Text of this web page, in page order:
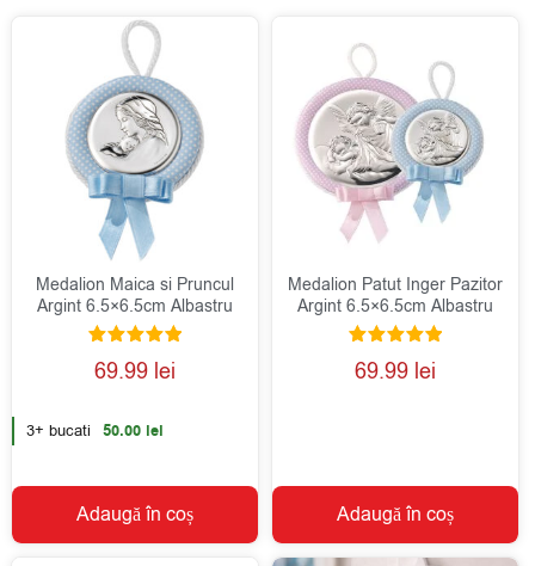
Medalion Maica si Pruncul
Argint 6.5×6.5cm Albastru
Evaluat la
5.00
69.99 lei
3+ bucati 50.00 lei
Adaugă în coș
Medalion Patut Inger Pazitor
Argint 6.5×6.5cm Albastru
Evaluat la
5.00
69.99 lei
Adaugă în coș